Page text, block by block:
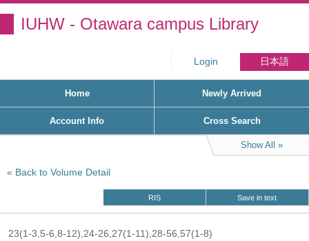
IUHW - Otawara campus Library
Login 日本語
Home Newly Arrived
Account Info Cross Search
Show All
Back to Volume Detail
RIS Save in text
23(1-3,5-6,8-12),24-26,27(1-11),28-56,57(1-8)